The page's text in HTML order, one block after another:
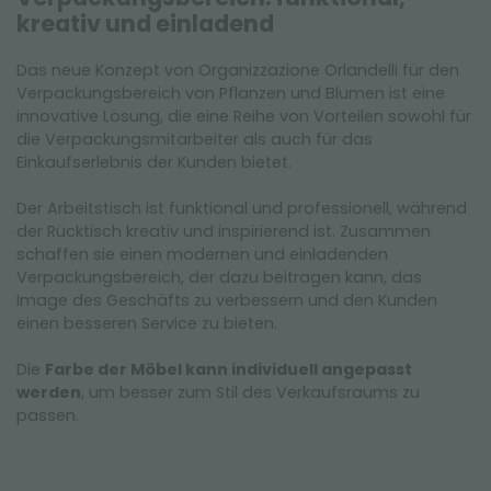
kreativ und einladend
Das neue Konzept von Organizzazione Orlandelli für den
Verpackungsbereich von Pflanzen und Blumen ist eine
innovative Lösung, die eine Reihe von Vorteilen sowohl für
die Verpackungsmitarbeiter als auch für das
Einkaufserlebnis der Kunden bietet.
Der Arbeitstisch ist funktional und professionell, während
der Rücktisch kreativ und inspirierend ist. Zusammen
schaffen sie einen modernen und einladenden
Verpackungsbereich, der dazu beitragen kann, das
Image des Geschäfts zu verbessern und den Kunden
einen besseren Service zu bieten.
Die Farbe der Möbel kann individuell angepasst
werden, um besser zum Stil des Verkaufsraums zu
passen.